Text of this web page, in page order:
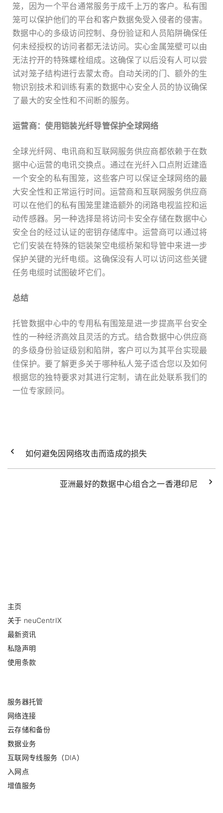
笼，因为一个平台通常服务于成千上万的客户。私有围
笼可以保护他们的平台和客户数据免受入侵者的侵害。
数据中心的多级访问控制、身份验证和人员陷阱确保任
何未经授权的访问者都无法访问。实心金属笼壁可以由
无法拧开的特殊螺栓组成。这确保了以后没有人可以尝
试对笼子结构进行去蒙太奇。自动关闭的门、额外的生
物识别技术和训练有素的数据中心安全人员的协议确保
了最大的安全性和不间断的服务。
运营商：使用铠装光纤导管保护全球网络
全球光纤网、电讯商和互联网服务供应商都依赖于在数
据中心运营的电讯交换点。通过在光纤入口点附近建造
一个安全的私有围笼，这些客户可以保证全球网络的最
大安全性和正常运行时间。运营商和互联网服务供应商
可以在他们的私有围笼里建造额外的闭路电视监控和运
动传感器。另一种选择是将访问卡安全存储在数据中心
安全台的经过认证的密钥存储库中。运营商可以通过将
它们安装在特殊的铠装架空电缆桥架和导管中来进一步
保护关键的光纤电缆。这确保没有人可以访问这些关键
任务电缆时试图破坏它们。
总结
托管数据中心中的专用私有围笼是进一步提高平台安全
性的一种经济高效且灵活的方式。结合数据中心供应商
的多级身份验证级别和陷阱，客户可以为其平台实现最
佳保护。要了解更多关于哪种私人笼子适合您以及如何
根据您的独特要求对其进行定制，请在此处联系我们的
一位专家顾问。
如何避免因网络攻击而造成的损失
亚洲最好的数据中心组合之一香港印尼
主页
关于 neuCentrIX
最新资讯
私隐声明
使用条款
服务器托管
网络连接
云存储和备份
数据业务
互联网专线服务（DIA）
入网点
增值服务